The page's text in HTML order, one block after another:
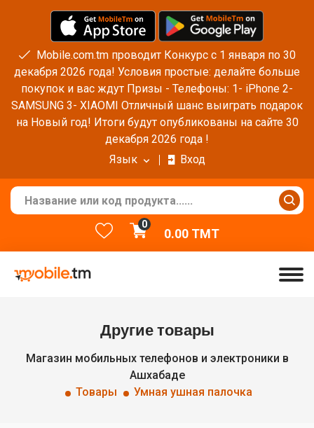
Mobile.com.tm проводит Конкурс с 1 января по 30
декабря 2026 года! Условия простые: делайте больше
покупок и вас ждут Призы - Телефоны: 1- iPhone 2-
SAMSUNG 3- XIAOMI Отличный шанс выиграть подарок
на Новый год! Итоги будут опубликованы на сайте 30
декабря 2026 года !
Язык
Вход
0
0.00TMT
Другие товары
Магазин мобильных телефонов и электроники в
Ашхабаде
Товары
Умная ушная палочка